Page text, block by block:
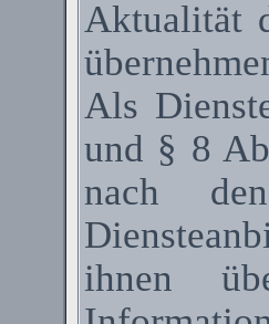
Aktualität
Als
und § 8
nach
ihnen